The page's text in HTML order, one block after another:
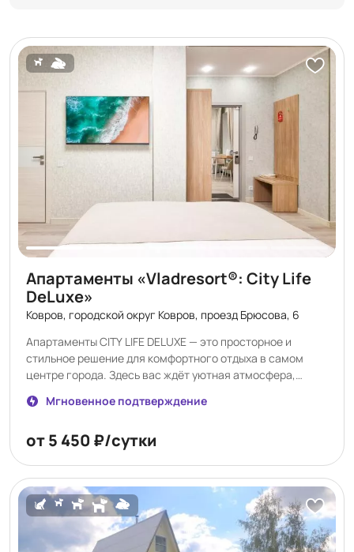
Апартаменты «Vladresort®: City Life
DeLuxe»
Ковров, городской округ Ковров, проезд Брюсова, 6
Апартаменты CITY LIFE DELUXE — это просторное и
стильное решение для комфортного отдыха в самом
центре города. Здесь вас ждёт уютная атмосфера,
мелочей. Главное преимущество апартаментов —
их идеальным выбором не только для больших семей или
вместе в деловых целях. Номер площадью 23 м²
оснащён: * удобной двуспальной кроватью; * кухней с
необходимым оборудованием (без плиты); *
микроволновой печью и холодильником; * гладильным
комплексом; * системой кондиционирования; *
Мгновенное подтверждение
от 5 450 ₽/сутки